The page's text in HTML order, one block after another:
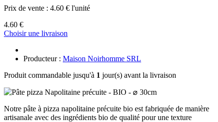
Prix de vente : 4.60 € l'unité
4.60 €
Choisir une livraison
Producteur : Maison Noirhomme SRL
Produit commandable jusqu'à 1 jour(s) avant la livraison
Notre pâte à pizza napolitaine précuite bio est fabriquée de manière
artisanale avec des ingrédients bio de qualité pour une texture